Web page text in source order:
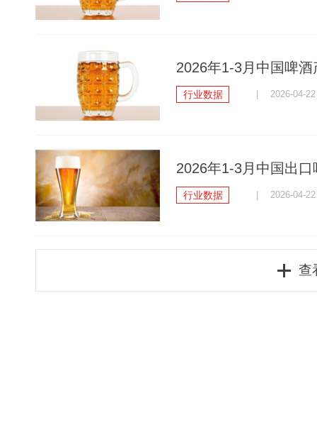
2026年1-3月中国啤
行业数据 | 2026-04-22
2026年1-3月中国出
行业数据 | 2026-04-22
查